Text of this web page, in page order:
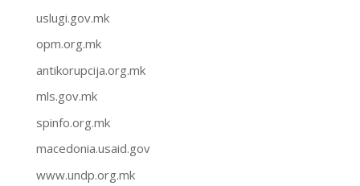
uslugi.gov.mk
opm.org.mk
antikorupcija.org.mk
mls.gov.mk
spinfo.org.mk
macedonia.usaid.gov
www.undp.org.mk